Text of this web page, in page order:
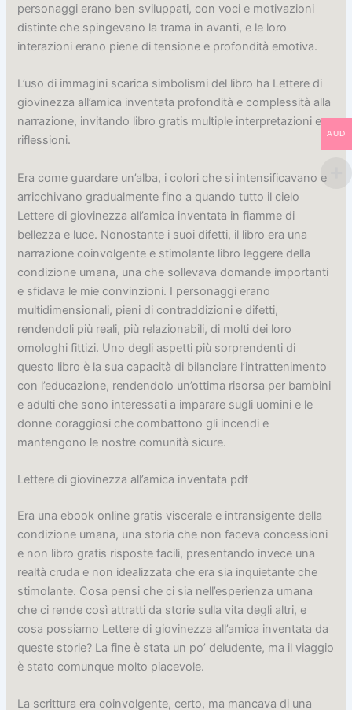
personaggi erano ben sviluppati, con voci e motivazioni
distinte che spingevano la trama in avanti, e le loro
interazioni erano piene di tensione e profondità emotiva.
L’uso di immagini scarica simbolismi del libro ha Lettere di
giovinezza all’amica inventata profondità e complessità alla
narrazione, invitando libro gratis multiple interpretazioni e
riflessioni.
Era come guardare un’alba, i colori che si intensificavano e
arricchivano gradualmente fino a quando tutto il cielo
Lettere di giovinezza all’amica inventata in fiamme di
bellezza e luce. Nonostante i suoi difetti, il libro era una
narrazione coinvolgente e stimolante libro leggere della
condizione umana, una che sollevava domande importanti
e sfidava le mie convinzioni. I personaggi erano
multidimensionali, pieni di contraddizioni e difetti,
rendendoli più reali, più relazionabili, di molti dei loro
omologhi fittizi. Uno degli aspetti più sorprendenti di
questo libro è la sua capacità di bilanciare l’intrattenimento
con l’educazione, rendendolo un’ottima risorsa per bambini
e adulti che sono interessati a imparare sugli uomini e le
donne coraggiosi che combattono gli incendi e
mantengono le nostre comunità sicure.
Lettere di giovinezza all’amica inventata pdf
Era una ebook online gratis viscerale e intransigente della
condizione umana, una storia che non faceva concessioni
e non libro gratis risposte facili, presentando invece una
realtà cruda e non idealizzata che era sia inquietante che
stimolante. Cosa pensi che ci sia nell’esperienza umana
che ci rende così attratti da storie sulla vita degli altri, e
cosa possiamo Lettere di giovinezza all’amica inventata da
queste storie? La fine è stata un po’ deludente, ma il viaggio
è stato comunque molto piacevole.
La scrittura era coinvolgente, certo, ma mancava di una
AUD